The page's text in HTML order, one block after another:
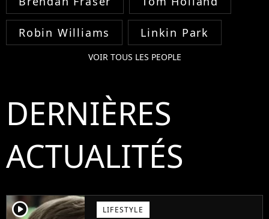
Robin Williams Linkin Park
VOIR TOUS LES PEOPLE
DERNIÈRES
ACTUALITÉS
player2 LIFESTYLE